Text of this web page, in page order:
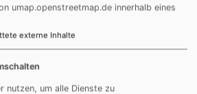
kurzfristigen Besuch am
Sie Pfr. Reichenbacher unter
umap.openstreetmap.de innerhalb eines
externe Inhalte
nutzen, um alle Dienste zu